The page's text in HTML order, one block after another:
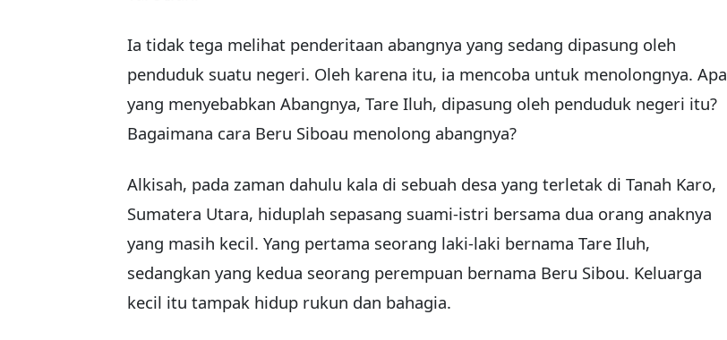
Ia tidak tega melihat penderitaan abangnya yang sedang dipasung oleh
penduduk suatu negeri. Oleh karena itu, ia mencoba untuk menolongnya. Apa
yang menyebabkan Abangnya, Tare Iluh, dipasung oleh penduduk negeri itu?
Bagaimana cara Beru Siboau menolong abangnya?
Alkisah, pada zaman dahulu kala di sebuah desa yang terletak di Tanah Karo,
Sumatera Utara, hiduplah sepasang suami-istri bersama dua orang anaknya
yang masih kecil. Yang pertama seorang laki-laki bernama Tare Iluh,
sedangkan yang kedua seorang perempuan bernama Beru Sibou. Keluarga
kecil itu tampak hidup rukun dan bahagia.